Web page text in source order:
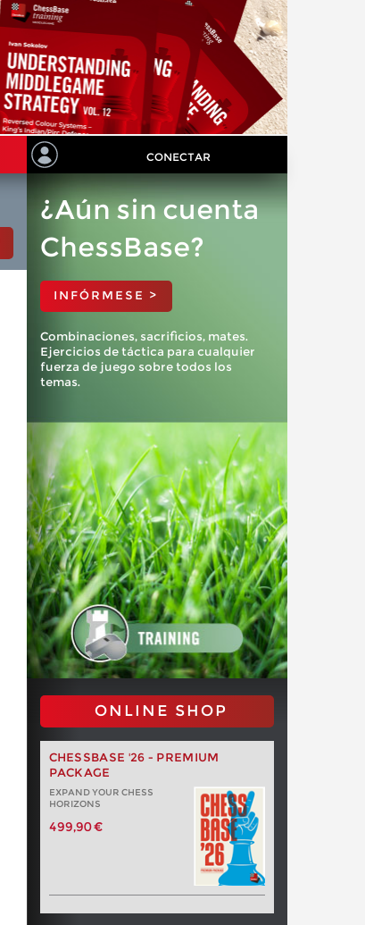
CONECTAR
¿Aún sin cuenta
ChessBase?
INFÓRMESE >
Combinaciones, sacrificios, mates.
Ejercicios de táctica para cualquier
fuerza de juego sobre todos los
temas.
ONLINE SHOP
CHESSBASE '26 - PREMIUM
PACKAGE
EXPAND YOUR CHESS
HORIZONS
499,90 €